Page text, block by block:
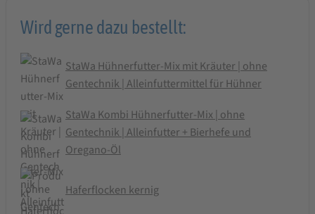
Wird gerne dazu bestellt:
StaWa Hühnerfutter-Mix mit Kräuter | ohne
Gentechnik | Alleinfuttermittel für Hühner
StaWa Kombi Hühnerfutter-Mix | ohne
Gentechnik | Alleinfutter + Bierhefe und
Oregano-Öl
Haferflocken kernig